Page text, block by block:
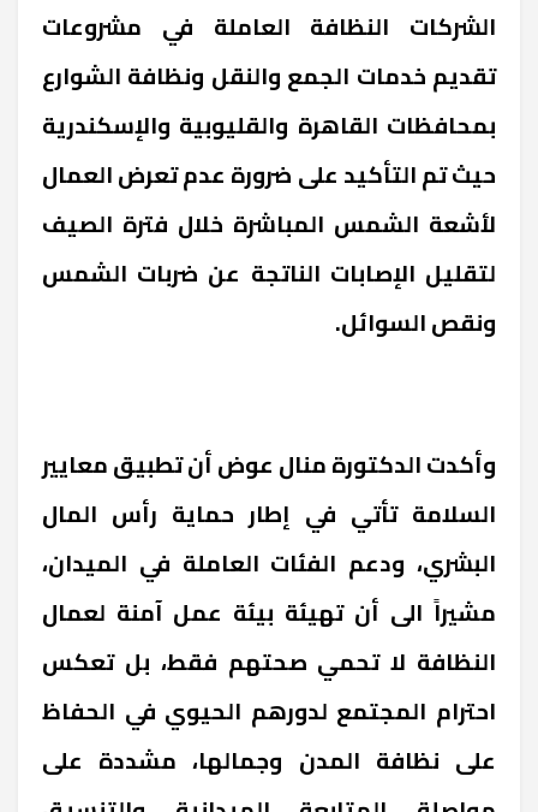
الشركات النظافة العاملة في مشروعات
تقديم خدمات الجمع والنقل ونظافة الشوارع
بمحافظات القاهرة والقليوبية والإسكندرية
حيث تم التأكيد على ضرورة عدم تعرض العمال
لأشعة الشمس المباشرة خلال فترة الصيف
لتقليل الإصابات الناتجة عن ضربات الشمس
ونقص السوائل.
وأكدت الدكتورة منال عوض أن تطبيق معايير
السلامة تأتي في إطار حماية رأس المال
البشري، ودعم الفئات العاملة في الميدان،
مشيراً الى أن تهيئة بيئة عمل آمنة لعمال
النظافة لا تحمي صحتهم فقط، بل تعكس
احترام المجتمع لدورهم الحيوي في الحفاظ
على نظافة المدن وجمالها، مشددة على